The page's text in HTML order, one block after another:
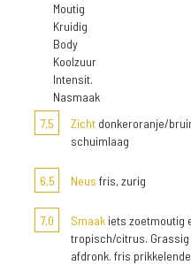
Moutig
Kruidig
Body
Koolzuur
Intensit.
Nasmaak
7,5
Zicht donkeroranje/
schuimlaag
6,5 Neus fris, zurig
7,0 Smaak iets zoetmoutig
tropisch/citrus.
afdronk. fris